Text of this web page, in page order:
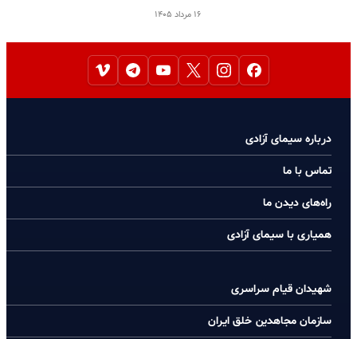
۱۶ مرداد ۱۴۰۵
درباره سیمای آزادی
تماس با ما
راه‌های دیدن ما
همیاری با سیمای آزادی
شهیدان قیام سراسری
سازمان مجاهدین خلق ایران